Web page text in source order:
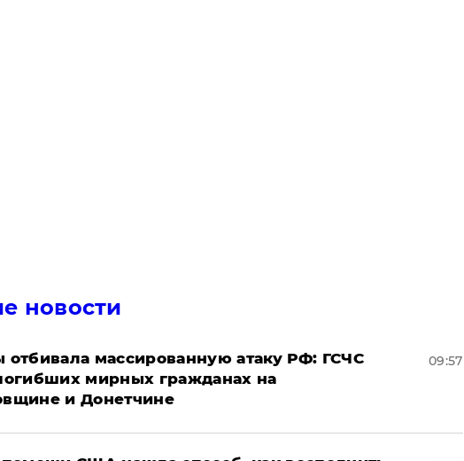
новости
массированную атаку РФ: ГСЧС
мирных гражданах на
и Донетчине
09:57